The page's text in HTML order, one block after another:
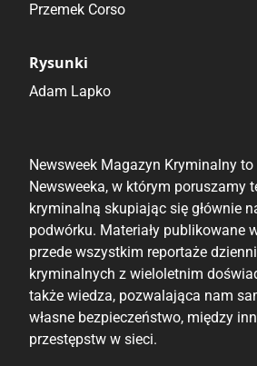
Przemek Corso
Rysunki
Adam Lapko
Newsweek Magazyn Kryminalny
Newsweeka, w którym poruszamy
kryminalną skupiając się głównie
podwórku. Materiały publikowane
przede wszystkim reportaże
kryminalnych z wieloletnim
także wiedza, pozwalająca nam
własne bezpieczeństwo, między
przestępstw w sieci.